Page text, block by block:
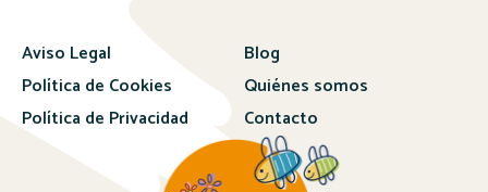
Aviso Legal
Política de Cookies
Política de Privacidad
Blog
Quiénes somos
Contacto